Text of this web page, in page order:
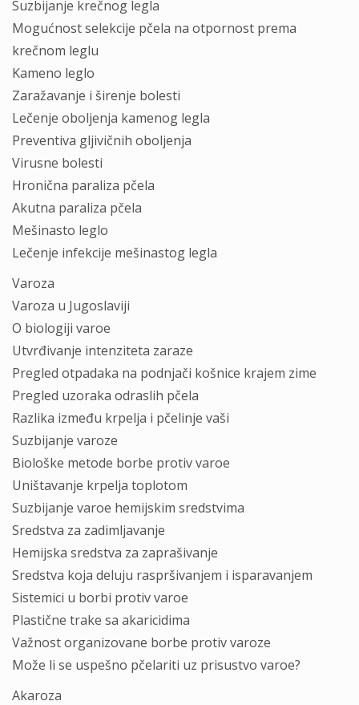
Suzbijanje krečnog legla
Mogućnost selekcije pčela na otpornost prema
krečnom leglu
Kameno leglo
Zaražavanje i širenje bolesti
Lečenje oboljenja kamenog legla
Preventiva gljivičnih oboljenja
Virusne bolesti
Hronična paraliza pčela
Akutna paraliza pčela
Mešinasto leglo
Lečenje infekcije mešinastog legla
Varoza
Varoza u Jugoslaviji
O biologiji varoe
Utvrđivanje intenziteta zaraze
Pregled otpadaka na podnjači košnice krajem zime
Pregled uzoraka odraslih pčela
Razlika između krpelja i pčelinje vaši
Suzbijanje varoze
Biološke metode borbe protiv varoe
Uništavanje krpelja toplotom
Suzbijanje varoe hemijskim sredstvima
Sredstva za zadimljavanje
Hemijska sredstva za zaprašivanje
Sredstva koja deluju raspršivanjem i isparavanjem
Sistemici u borbi protiv varoe
Plastične trake sa akaricidima
Važnost organizovane borbe protiv varoze
Može li se uspešno pčelariti uz prisustvo varoe?
Akaroza